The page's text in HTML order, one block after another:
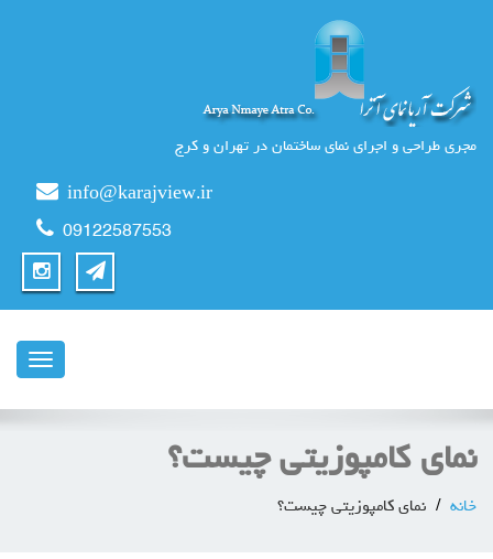
مجری طراحی و اجرای نمای ساختمان در تهران و کرج
info@karajview.ir
09122587553
ناوبری
نمای کامپوزیتی چیست؟
خانه نمای کامپوزیتی چیست؟